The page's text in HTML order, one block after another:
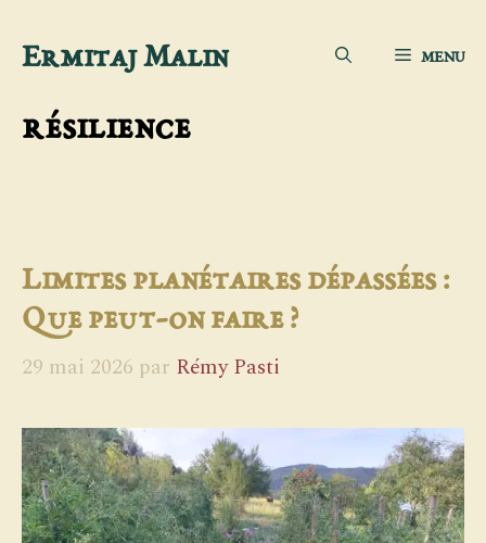
Aller
contenu
Ermitaj Malin MENU
résilience
Limites planétaires dépassées :
Que peut-on faire ?
29 mai 2026 par Rémy Pasti